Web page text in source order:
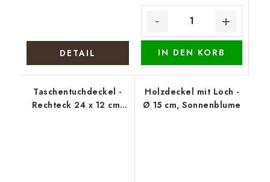
DETAIL IN DEN KORB
Taschentuchdeckel -
Rechteck 24 x 12 cm,
Holzdeckel mit Loch -
Ø 15 cm, Sonnenblume